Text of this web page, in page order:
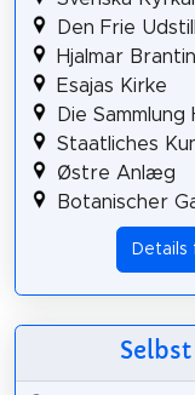
Den Frie
Hjalmar
Esajas Kirke
Die
Staatliches
Østre Anlæg
Botanischer
Details